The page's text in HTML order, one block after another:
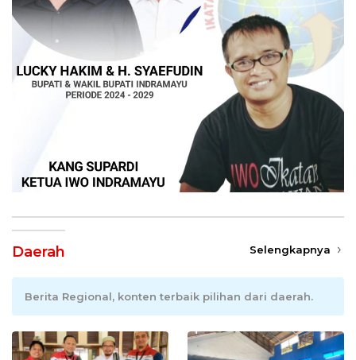
Daerah Selengkapnya
Berita Regional, konten terbaik pilihan dari daerah.